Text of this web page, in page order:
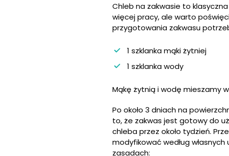
Chleb na zakwasie to
więcej pracy, ale warto
przygotowania zakwasu
1 szklanka mąki żytniej
1 szklanka wody
Mąkę żytnią i wodę mieszamy
Po około 3 dniach na
to, że zakwas jest gotowy do
chleba przez około tydzień.
modyfikować według
zasadach: